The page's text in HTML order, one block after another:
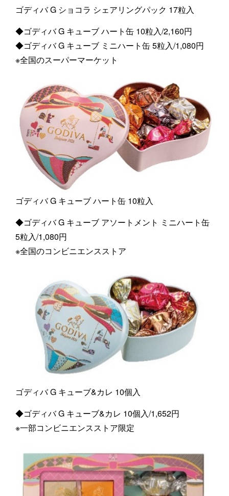
ゴディバ G ショコラ シェアリングパック 17粒入
◆ゴディバ G キューブ ハート缶 10粒入/2,160円
◆ゴディバ G キューブ ミニハート缶 5粒入/1,080円
※全国のスーパーマーケット
ゴディバ G キューブ ハート缶 10粒入
◆ゴディバ G キューブ アソートメント ミニハート缶
5粒入/1,080円
※全国のコンビニエンスストア
ゴディバ G キューブ&カレ 10個入
◆ゴディバ G キューブ&カレ 10個入/1,652円
※一部コンビニエンスストア限定